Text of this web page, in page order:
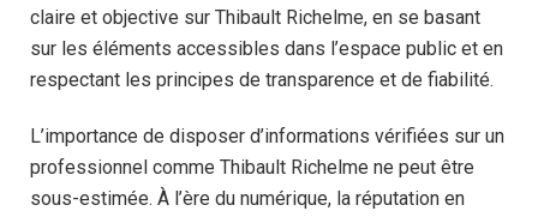
claire et objective sur Thibault Richelme, en se basant
sur les éléments accessibles dans l’espace public et en
respectant les principes de transparence et de fiabilité.
L’importance de disposer d’informations vérifiées sur un
professionnel comme Thibault Richelme ne peut être
sous-estimée. À l’ère du numérique, la réputation en